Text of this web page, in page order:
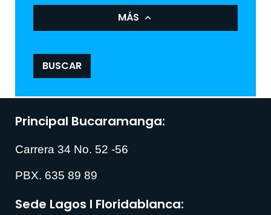
MÁS
BUSCAR
Principal Bucaramanga:
Carrera 34 No. 52 -56
PBX. 635 89 89
Sede Lagos I Floridablanca: